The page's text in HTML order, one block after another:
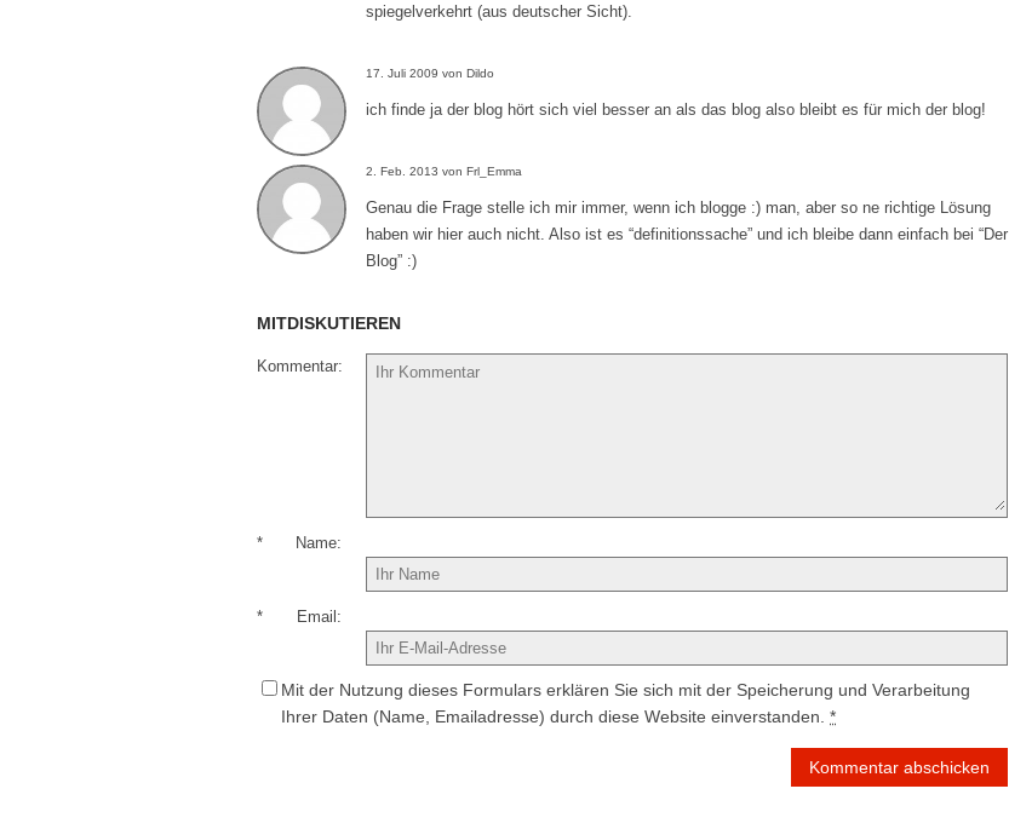
spiegelverkehrt (aus deutscher Sicht).
17. Juli 2009 von Dildo
ich finde ja der blog hört sich viel besser an als das blog also bleibt es für mich der blog!
2. Feb. 2013 von Frl_Emma
Genau die Frage stelle ich mir immer, wenn ich blogge :) man, aber so ne richtige Lösung
haben wir hier auch nicht. Also ist es “definitionssache” und ich bleibe dann einfach bei “Der
Blog” :)
MITDISKUTIEREN
Kommentar
Name
*
Email
*
Mit der Nutzung dieses Formulars erklären Sie sich mit der Speicherung und Verarbeitung
Ihrer Daten (Name, Emailadresse) durch diese Website einverstanden. *